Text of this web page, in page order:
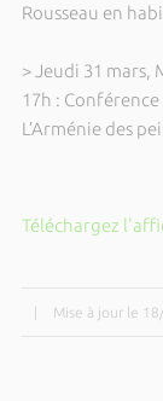
Rousseau en
> Jeudi 31 mars,
17h : Conférence
L’Arménie des
Téléchargez
Mise à jour le